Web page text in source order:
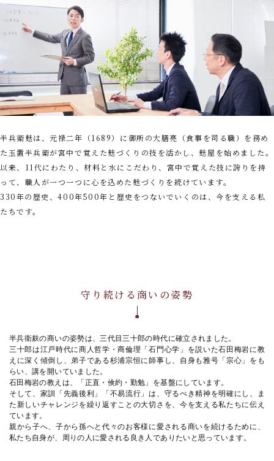
半兵衛麸は、元禄二年（1689）に御所の大膳亮（食事を司る職）を務め
た玉置半兵衛が宮中で覚えた麸づくりの技を活かし、麸屋を始めました。
以来、11代にわたり、材料と水にこだわり、宮中で覚えた技に誇りを持
って、 職人が一つ一つに心を込めた麸づくりを続けています。
330年の歴史、400年500年と歴史をつないでいくのは、今を支える私
たちです。
守り続ける商いの姿勢
半兵衛麸の商いの姿勢は、三代目三十郎の時代に確立されました。
三十郎は江戸時代に商人哲学・商倫理「石門心学」を説いた石田梅岩に教
えに深く傾倒し、弟子である杉浦宗恒に師事し、自身も雅号「宗心」をも
らい、講を開いていました。
石田梅岩の教えは、「正直・倹約・勤勉」を基盤にしています。
そして、家訓「先義後利」「不易流行」は、守るべき精神を明確にし、ま
た新しいチャレンジを繰り返すことの大切さを、今を支える私たちに伝え
ています。
親から子へ、子から孫へと代々のお客様に愛される商いを続けるために、
私たち自身が、周りの人に愛される良き人でありたいと思っています。